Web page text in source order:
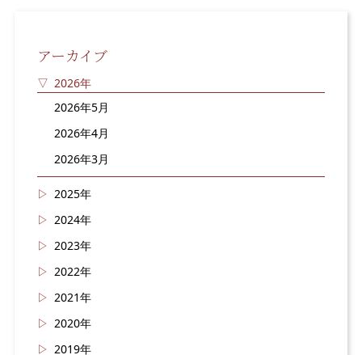
アーカイブ
2026年
2026年5月
2026年4月
2026年3月
2025年
2024年
2023年
2022年
2021年
2020年
2019年